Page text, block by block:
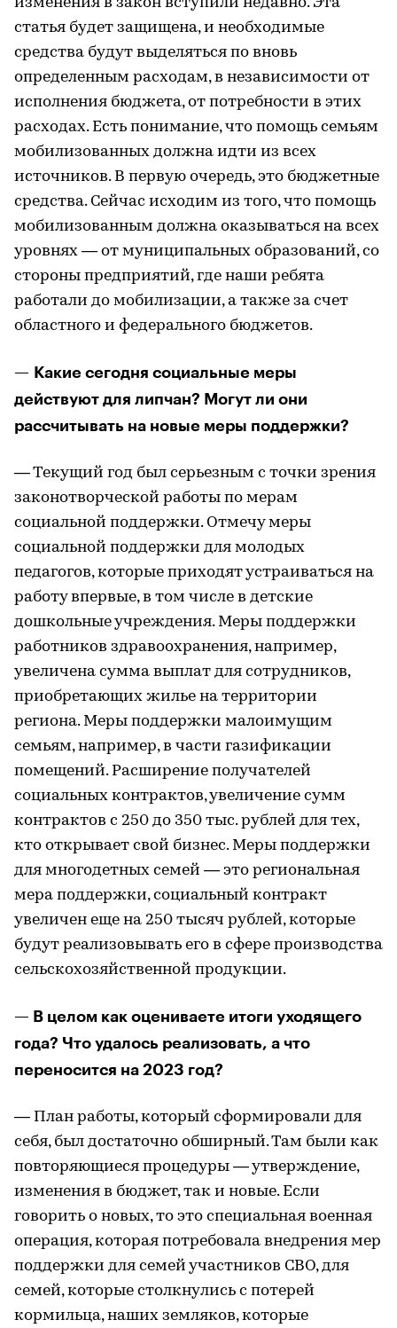
статья будет защищена, и необходимые
средства будут выделяться по вновь
определенным расходам, в независимости от
исполнения бюджета, от потребности в этих
расходах. Есть понимание, что помощь семьям
мобилизованных должна идти из всех
источников. В первую очередь, это бюджетные
средства. Сейчас исходим из того, что помощь
мобилизованным должна оказываться на всех
уровнях — от муниципальных образований, со
стороны предприятий, где наши ребята
работали до мобилизации, а также за счет
областного и федерального бюджетов.
— Какие сегодня социальные меры
действуют для липчан? Могут ли они
рассчитывать на новые меры поддержки?
— Текущий год был серьезным с точки зрения
законотворческой работы по мерам
социальной поддержки. Отмечу меры
социальной поддержки для молодых
педагогов, которые приходят устраиваться на
работу впервые, в том числе в детские
дошкольные учреждения. Меры поддержки
работников здравоохранения, например,
увеличена сумма выплат для сотрудников,
приобретающих жилье на территории
региона. Меры поддержки малоимущим
семьям, например, в части газификации
помещений. Расширение получателей
социальных контрактов, увеличение сумм
контрактов с 250 до 350 тыс. рублей для тех,
кто открывает свой бизнес. Меры поддержки
для многодетных семей — это региональная
мера поддержки, социальный контракт
увеличен еще на 250 тысяч рублей, которые
будут реализовывать его в сфере производства
сельскохозяйственной продукции.
— В целом как оцениваете итоги уходящего
года? Что удалось реализовать, а что
переносится на 2023 год?
— План работы, который сформировали для
себя, был достаточно обширный. Там были как
повторяющиеся процедуры — утверждение,
изменения в бюджет, так и новые. Если
говорить о новых, то это специальная военная
операция, которая потребовала внедрения мер
поддержки для семей участников СВО, для
семей, которые столкнулись с потерей
кормильца, наших земляков, которые